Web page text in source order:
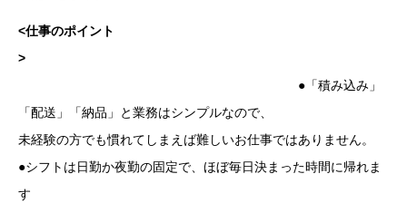
<仕事のポイント
>
●「積み込み」
「配送」「納品」と業務はシンプルなので、
未経験の方でも慣れてしまえば難しいお仕事ではありません。
●シフトは日勤か夜勤の固定で、ほぼ毎日決まった時間に帰れま
す